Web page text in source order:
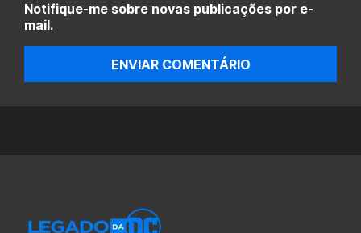
Notifique-me sobre novas publicações por e-
mail.
ENVIAR COMENTÁRIO